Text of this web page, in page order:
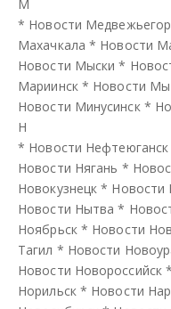
М
* Новости
Махачкала * Новости
Новости Мыски *
Мариинск * Новости
Новости Минусинск *
Н
* Новости Нефтеюганск
Новости Нягань *
Новокузнецк * Новости
Новости Нытва *
Ноябрьск * Новости
Тагил * Новости
Новости Новороссийск *
Норильск * Новости